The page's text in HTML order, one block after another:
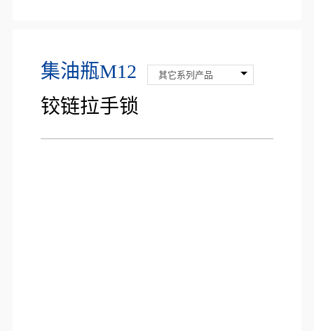
集油瓶M12
铰链拉手锁
其它系列产品